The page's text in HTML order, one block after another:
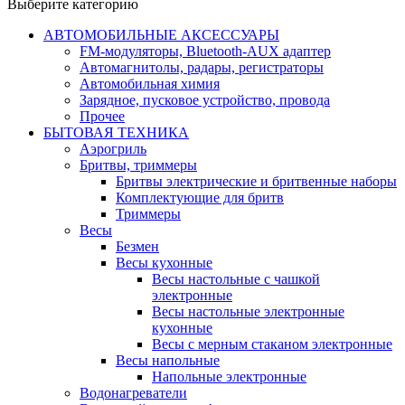
Выберите категорию
АВТОМОБИЛЬНЫЕ АКСЕССУАРЫ
FM-модуляторы, Bluetooth-AUX адаптер
Автомагнитолы, радары, регистраторы
Автомобильная химия
Зарядное, пусковое устройство, провода
Прочее
БЫТОВАЯ ТЕХНИКА
Аэрогриль
Бритвы, триммеры
Бритвы электрические и бритвенные наборы
Комплектующие для бритв
Триммеры
Весы
Безмен
Весы кухонные
Весы настольные с чашкой
электронные
Весы настольные электронные
кухонные
Весы с мерным стаканом электронные
Весы напольные
Напольные электронные
Водонагреватели